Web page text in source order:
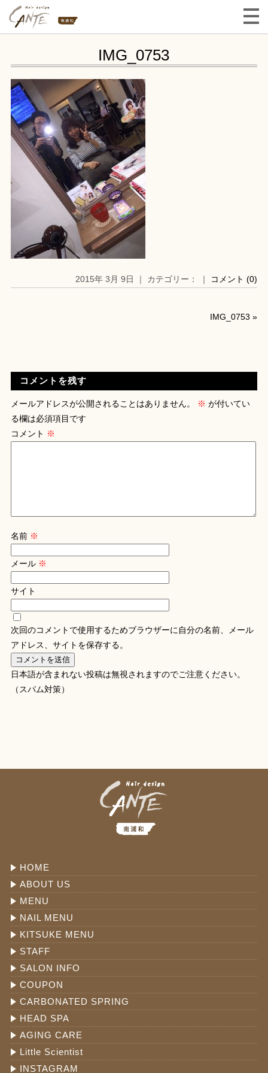
IMG_0753
2015年 3月 9日 ｜ カテゴリー： ｜ コメント (0)
IMG_0753 »
コメントを残す
メールアドレスが公開されることはありません。 ※ が付いてい
る欄は必須項目です
コメント ※
名前 ※
メール ※
サイト
次回のコメントで使用するためブラウザーに自分の名前、メール
アドレス、サイトを保存する。
日本語が含まれない投稿は無視されますのでご注意ください。
（スパム対策）
HOME
ABOUT US
MENU
NAIL MENU
KITSUKE MENU
STAFF
SALON INFO
COUPON
CARBONATED SPRING
HEAD SPA
AGING CARE
Little Scientist
INSTAGRAM